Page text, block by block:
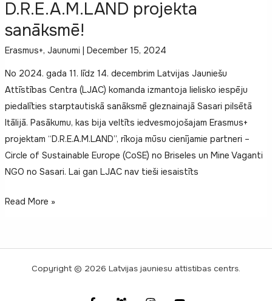
D.R.E.A.M.LAND projekta
sanāksmē!
Erasmus+, Jaunumi | December 15, 2024
No 2024. gada 11. līdz 14. decembrim Latvijas Jauniešu
Attīstības Centra (LJAC) komanda izmantoja lielisko iespēju
piedalīties starptautiskā sanāksmē gleznainajā Sasari pilsētā
Itālijā. Pasākumu, kas bija veltīts iedvesmojošajam Erasmus+
projektam “D.R.E.A.M.LAND”, rīkoja mūsu cienījamie partneri –
Circle of Sustainable Europe (CoSE) no Briseles un Mine Vaganti
NGO no Sasari. Lai gan LJAC nav tieši iesaistīts
Latvijas
Centrs
Read More »
Copyright © 2026 Latvijas jauniesu attistibas centrs.